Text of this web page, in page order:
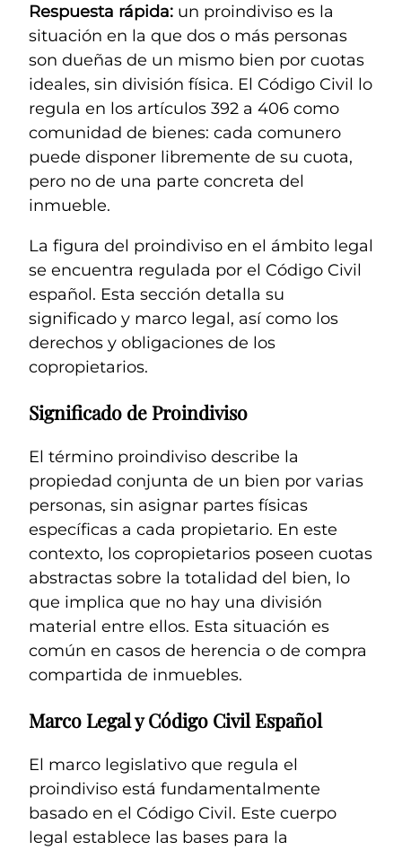
Respuesta rápida: un proindiviso es la
situación en la que dos o más personas
son dueñas de un mismo bien por cuotas
ideales, sin división física. El Código Civil lo
regula en los artículos 392 a 406 como
comunidad de bienes: cada comunero
puede disponer libremente de su cuota,
pero no de una parte concreta del
inmueble.
La figura del proindiviso en el ámbito legal
se encuentra regulada por el Código Civil
español. Esta sección detalla su
significado y marco legal, así como los
derechos y obligaciones de los
copropietarios.
Significado de Proindiviso
El término proindiviso describe la
propiedad conjunta de un bien por varias
personas, sin asignar partes físicas
específicas a cada propietario. En este
contexto, los copropietarios poseen cuotas
abstractas sobre la totalidad del bien, lo
que implica que no hay una división
material entre ellos. Esta situación es
común en casos de herencia o de compra
compartida de inmuebles.
Marco Legal y Código Civil Español
El marco legislativo que regula el
proindiviso está fundamentalmente
basado en el Código Civil. Este cuerpo
legal establece las bases para la